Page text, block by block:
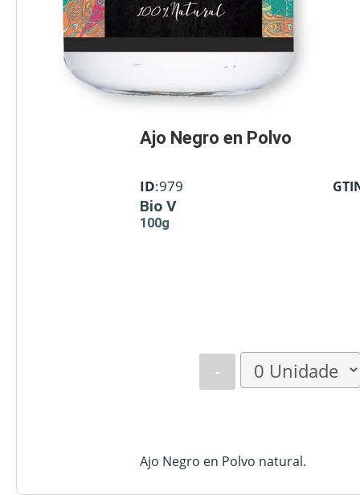
Ajo Negro en Polvo
ID:979
Bio V
100g
-
Ajo Negro en Polvo natural.